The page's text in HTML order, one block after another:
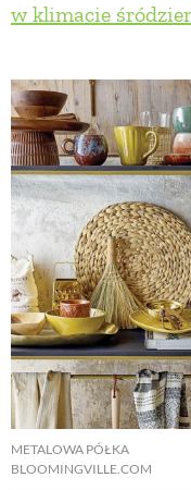
w klimacie
METALOWA PÓŁKA
BLOOMINGVILLE.COM